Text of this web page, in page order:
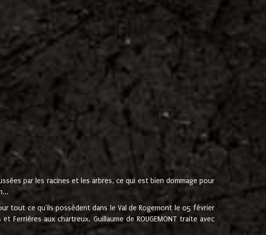
par les racines et les arbres, ce qui est bien dommage pour
tout ce qu'ils possèdent dans le Val de Rogemont le 05 février
Ferrières aux chartreux. Guillaume de ROUGEMONT traite avec